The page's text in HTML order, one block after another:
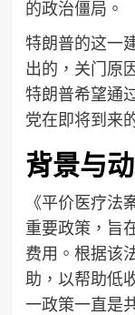
的政治僵局。
特朗普的这一
出的，关门原
特朗普希望通
党在即将到来
背景与
《平价医疗法
重要政策，旨
费用。根据该
助，以帮助低
一政策一直是